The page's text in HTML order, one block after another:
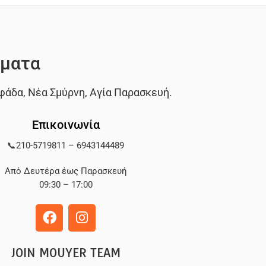
, Νέα Σμύρνη, Αγία Παρασκευή.
Επικοινωνία
📞210-5719811 – 6943144489
Από Δευτέρα έως Παρασκευή
09:30 – 17:00
JOIN MOUYER TEAM